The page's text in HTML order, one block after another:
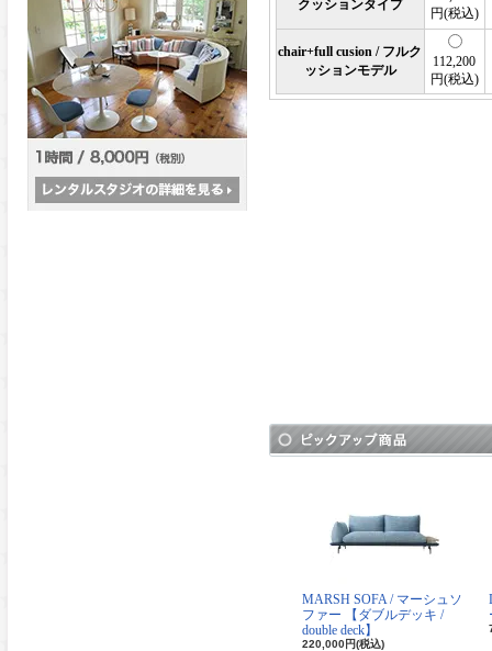
クッションタイプ
円(税込)
chair+full cusion / フルク
ッションモデル
112,200
円(税込)
MARSH SOFA / マーシュソ
ファー 【ダブルデッキ /
double deck】
220,000円(税込)